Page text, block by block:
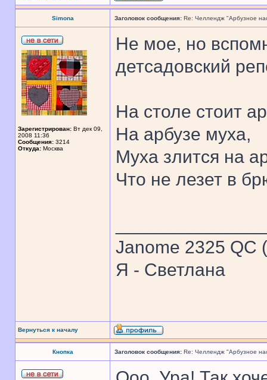
Simona Заголовок сообщения: Re: Челлендж "Арбузное
Зарегистрирован: Вт дек 09,
2008 11:36
Сообщения: 3214
Откуда: Москва
Не мое, но
детсадовский
На столе стоит
На арбузе муха,
Муха злится на
Что не лезет в
Janome 2325 QC
Я - Светлана
Вернуться к началу
Кнопка Заголовок сообщения: Re: Челлендж "Арбузное